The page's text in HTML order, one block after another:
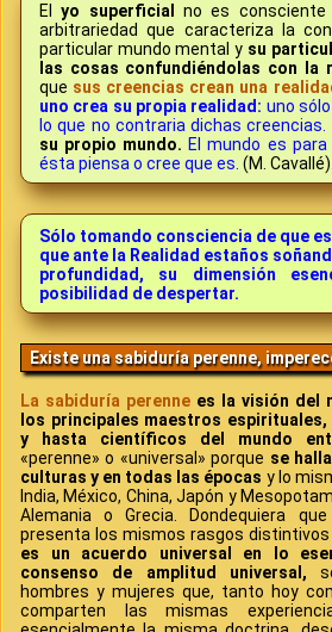
Elyo superficial
no es
arbitrariedad que caracteriza la
particular mundo mental y su
las cosas confundiéndolas con la
que sus creencias crean una
uno crea su propia realidad: uno
lo que no contraria dichas creencias.
su propio mundo. El mundo es
ésta piensa o cree que es. (M. Cavallé).
Sólo tomando consciencia de que
que ante la Realidad estaños
profundidad, su dimensión
posibilidad de despertar.
Existe una sabiduría perenne,
La sabiduría perenne es la visión del
los principales maestros
y hasta científicos del mundo
«perenne» o «universal» porque se
culturas y en todas las épocas y lo
India, México, China, Japón y
Alemania o Grecia. Dondequiera
presenta los mismos rasgos
es un acuerdo universal en lo
consenso de amplitud universal,
hombres y mujeres que, tanto hoy
comparten las mismas